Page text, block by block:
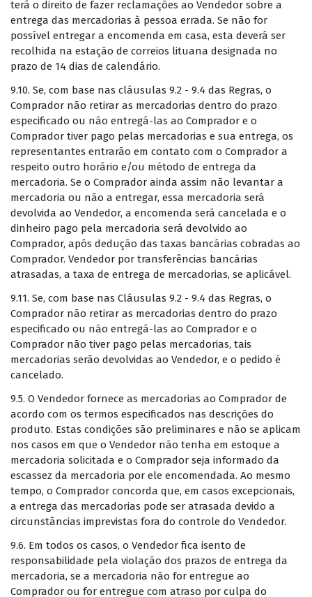
terá o direito de fazer reclamações ao Vendedor sobre a
entrega das mercadorias à pessoa errada. Se não for
possível entregar a encomenda em casa, esta deverá ser
recolhida na estação de correios lituana designada no
prazo de 14 dias de calendário.
9.10. Se, com base nas cláusulas 9.2 - 9.4 das Regras, o
Comprador não retirar as mercadorias dentro do prazo
especificado ou não entregá-las ao Comprador e o
Comprador tiver pago pelas mercadorias e sua entrega, os
representantes entrarão em contato com o Comprador a
respeito outro horário e/ou método de entrega da
mercadoria. Se o Comprador ainda assim não levantar a
mercadoria ou não a entregar, essa mercadoria será
devolvida ao Vendedor, a encomenda será cancelada e o
dinheiro pago pela mercadoria será devolvido ao
Comprador, após dedução das taxas bancárias cobradas ao
Comprador. Vendedor por transferências bancárias
atrasadas, a taxa de entrega de mercadorias, se aplicável.
9.11. Se, com base nas Cláusulas 9.2 - 9.4 das Regras, o
Comprador não retirar as mercadorias dentro do prazo
especificado ou não entregá-las ao Comprador e o
Comprador não tiver pago pelas mercadorias, tais
mercadorias serão devolvidas ao Vendedor, e o pedido é
cancelado.
9.5. O Vendedor fornece as mercadorias ao Comprador de
acordo com os termos especificados nas descrições do
produto. Estas condições são preliminares e não se aplicam
nos casos em que o Vendedor não tenha em estoque a
mercadoria solicitada e o Comprador seja informado da
escassez da mercadoria por ele encomendada. Ao mesmo
tempo, o Comprador concorda que, em casos excepcionais,
a entrega das mercadorias pode ser atrasada devido a
circunstâncias imprevistas fora do controle do Vendedor.
9.6. Em todos os casos, o Vendedor fica isento de
responsabilidade pela violação dos prazos de entrega da
mercadoria, se a mercadoria não for entregue ao
Comprador ou for entregue com atraso por culpa do